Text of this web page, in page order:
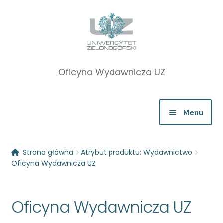
Przejdź
do
nawigacji
Przejdź
do
treści
Menu
menu
O nas
Rozwiń
Strona główna
Atrybut produktu: Wydawnictwo
Oficyna Wydawnicza UZ
Oficyna Wydawnicza UZ